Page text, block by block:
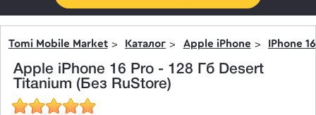
Tomi Mobile Market Каталог Apple iPhone IPhone
Apple iPhone 16 Pro - 128 Гб Desert
Titanium (Без RuStore)